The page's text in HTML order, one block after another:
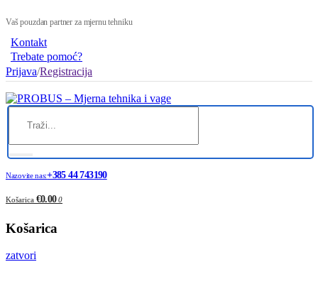
Vaš pouzdan partner za mjernu tehniku
Kontakt
Trebate pomoć?
Prijava/Registracija
Nazovite nas:+385 44 743190
Košarica €0.00 0
Košarica
zatvori